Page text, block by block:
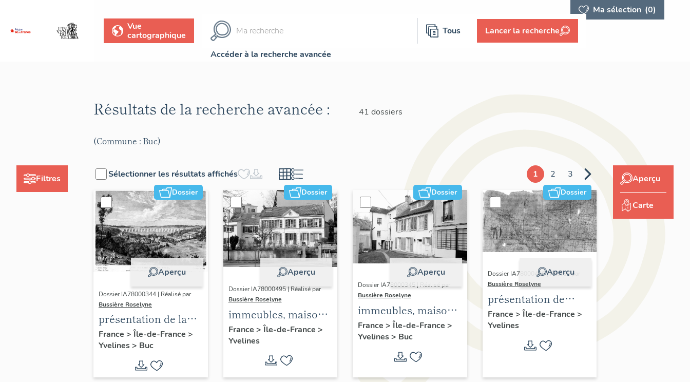
Ma sélection (0)
Vue
cartographique
Tous Lancer la recherche
Accéder à la recherche avancée
Filtres
Résultats de la recherche avancée : 41 dossiers
(Commune : Buc)
Sélectionner les résultats affichés 1 2 3
Dossier
Aperçu
Dossier IA78000344 | Réalisé par
Bussière Roselyne
présentation de la
commune de Buc
France > Île-de-France >
Yvelines> Buc
Dossier
Aperçu
Dossier IA78000495 | Réalisé par
Bussière Roselyne
immeubles, maisons,
fermes
France > Île-de-France >
Yvelines
Dossier
Aperçu
Dossier IA78000345 | Réalisé par
Bussière Roselyne
immeubles, maisons,
fermes
France > Île-de-France >
Yvelines> Buc
Dossier
Aperçu
Dossier IA78000496 | Réalisé par
Bussière Roselyne
présentation de
l'étude du
patrimoine de l'aire
d'étude Versailles
périphérie sud
France > Île-de-France >
Yvelines
Aperçu
Carte